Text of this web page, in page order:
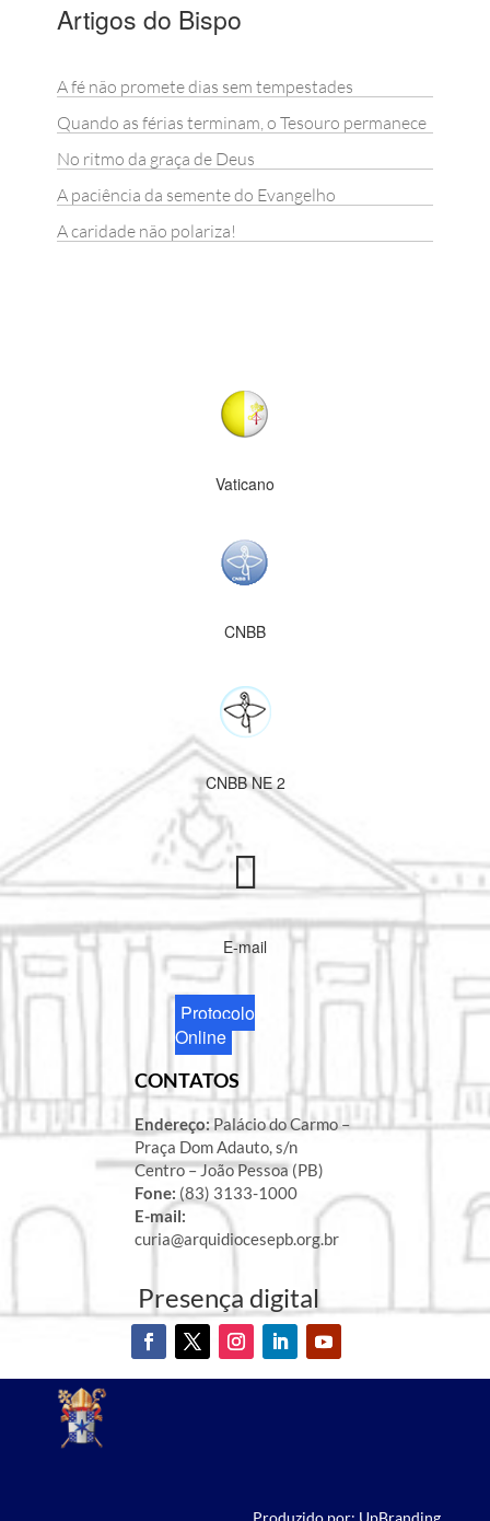
Artigos do Bispo
A fé não promete dias sem tempestades
Quando as férias terminam, o Tesouro permanece
No ritmo da graça de Deus
A paciência da semente do Evangelho
A caridade não polariza!
Vaticano
CNBB
CNBB NE 2
E-mail
Protocolo
Online
CONTATOS
Endereço:Palácio do Carmo –
Praça Dom Adauto, s/n
Centro – João Pessoa (PB)
Fone: (83) 3133-1000
E-mail:
curia@arquidiocesepb.org.br
Presença digital